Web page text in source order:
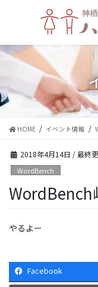
ン
ツ
動
ー
シ
に
移
HOME イベント情報
2018年4月14日 / 最終
WordBench
WordBench
やるよー
Facebook